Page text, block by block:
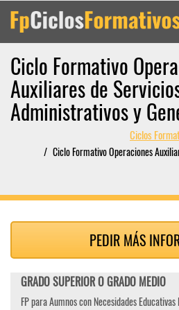
Ciclo Formativo
Auxiliares de
Administrativos y
Ciclos
Ciclo Formativo Operaciones
PEDIR MÁS
GRADO SUPERIOR O GRADO MEDIO
FP para Aumnos con Necesidades